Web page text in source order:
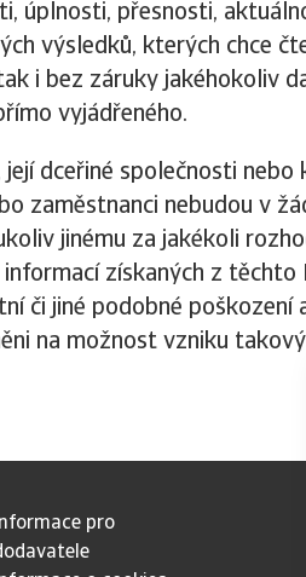
úplnosti, přesnosti,
výsledků, kterých chce
i bez záruky jakéhokoliv
vyjádřeného.
dceřiné společnosti nebo
zaměstnanci nebudou v
jinému za jakékoli
získaných z těchto
či jiné podobné poškození
na možnost vzniku
Informace pro